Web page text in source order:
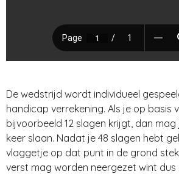
De wedstrijd wordt individueel
handicap verrekening. Als je op basis
bijvoorbeeld 12 slagen krijgt, dan mag
keer slaan. Nadat je 48 slagen hebt
vlaggetje op dat punt in de grond
verst mag worden neergezet wint dus